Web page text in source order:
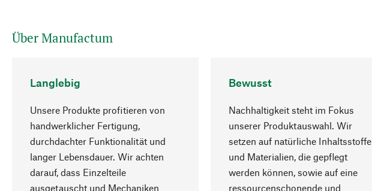
Über Manufactum
Langlebig
Unsere Produkte profitieren von
handwerklicher Fertigung,
durchdachter Funktionalität und
langer Lebensdauer. Wir achten
darauf, dass Einzelteile
ausgetauscht und Mechaniken
Bewusst
Nachhaltigkeit steht im Fokus
unserer Produktauswahl. Wir
setzen auf natürliche Inhaltsstoffe
und Materialien, die gepflegt
werden können, sowie auf eine
ressourcenschonende und